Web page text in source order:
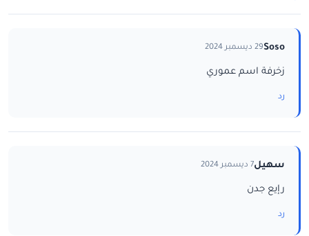
Soso29 ديسمبر 2024
زخرفة اسم عموري
رد
سهيل7 ديسمبر 2024
رإيع جدن
رد